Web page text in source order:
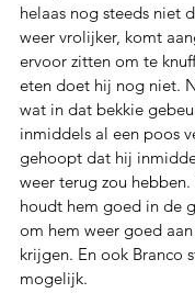
helaas nog steeds niet
weer vrolijker, komt
ervoor zitten om te
eten doet hij nog niet.
wat in dat bekkie
inmiddels al een poos
gehoopt dat hij
weer terug zou
houdt hem goed in de
om hem weer goed
krijgen. En ook Branco
mogelijk.